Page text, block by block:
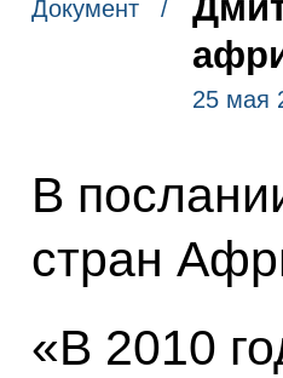
Документ /
25 мая
В
стран
«В 2010